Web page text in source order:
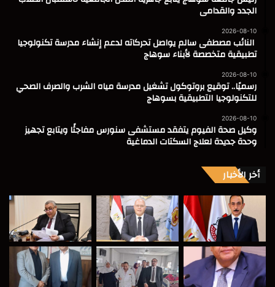
الجدد والقدامى
2026-08-10
النائب مصطفى سالم يواصل تحركاته لدعم إنشاء مدرسة تكنولوجيا
تطبيقية متخصصة لأبناء سوهاج
2026-08-10
رسميًا.. توقيع بروتوكول تشغيل مدرسة مياه الشرب والصرف الصحي
للتكنولوجيا التطبيقية بسوهاج
2026-08-10
وكيل صحة الفيوم يتفقد مستشفى سنورس مفاجئًا ويتابع تجهيز
وحدة جديدة لعلاج السكتات الدماغية
أخر الأخبار